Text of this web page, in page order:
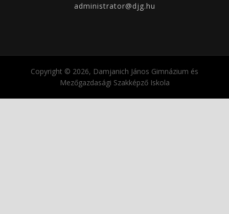
administrator@djg.hu
Copyright © 2026, Damjanich János Gimnázium és
Mezőgazdasági Szakképző Iskola